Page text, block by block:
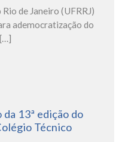
de Janeiro (UFRRJ)
ademocratização do
13ª edição do
Técnico